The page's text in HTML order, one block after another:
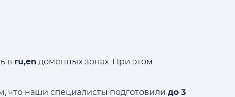
в ru,en доменных зонах. При этом
что наши специалисты подготовили до 3